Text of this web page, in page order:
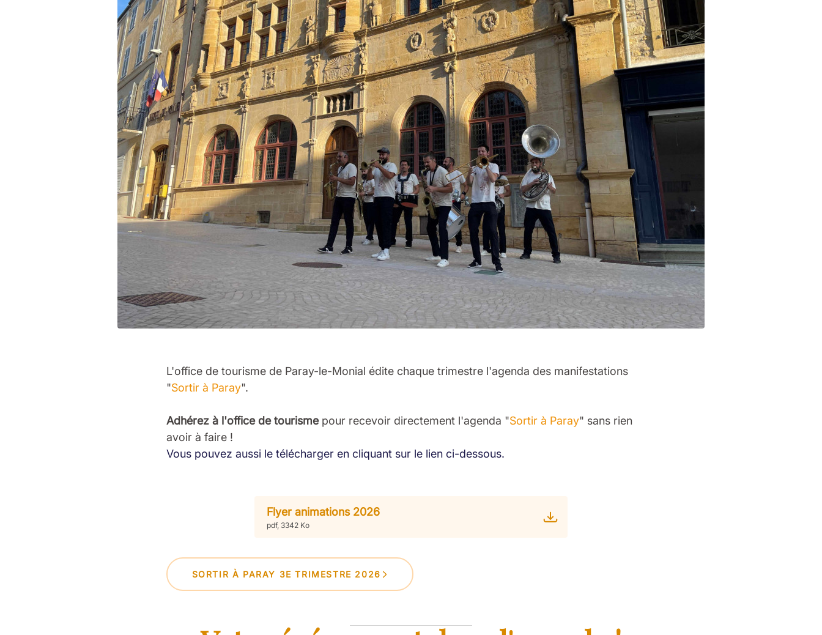
L'office de tourisme de Paray-le-Monial édite chaque trimestre l'agenda des manifestations
"Sortir à Paray".
Adhérez à l'office de tourismepour recevoir directement l'agenda "Sortir à Paray" sans rien
avoir à faire !
Vous pouvez aussi le télécharger en cliquant sur le lien ci-dessous.
Flyer animations 2026
pdf, 3342 Ko
SORTIR À PARAY 3E TRIMESTRE 2026